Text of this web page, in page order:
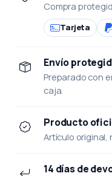
Compra
Tarjeta
Envío
Preparado con
caja.
Producto
Artículo original,
14 días de